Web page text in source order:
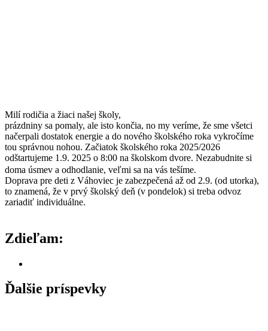
Milí rodičia a žiaci našej školy,
prázdniny sa pomaly, ale isto končia, no my veríme, že sme všetci
načerpali dostatok energie a do nového školského roka vykročíme
tou správnou nohou. Začiatok školského roka 2025/2026
odštartujeme 1.9. 2025 o 8:00 na školskom dvore. Nezabudnite si
doma úsmev a odhodlanie, veľmi sa na vás tešíme.
Doprava pre deti z Váhoviec je zabezpečená až od 2.9. (od utorka),
to znamená, že v prvý školský deň (v pondelok) si treba odvoz
zariadiť individuálne.
Zdieľam:
Ďalšie príspevky